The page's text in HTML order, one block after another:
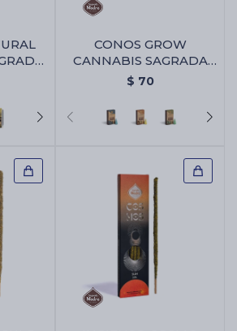
CONOS GROW
CANNABIS SAGRADA
MADRE - Blue Dream
$ 70